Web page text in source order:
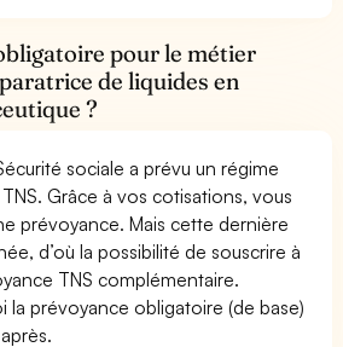
pour le métier
de liquides en
?
sociale a prévu un régime
Grâce à vos cotisations, vous
prévoyance. Mais cette dernière
d’où la possibilité de souscrire à
TNS complémentaire.
la prévoyance obligatoire (de base)